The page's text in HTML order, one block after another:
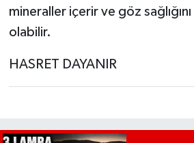
mineraller içerir ve göz
olabilir.
HASRET DAYANIR